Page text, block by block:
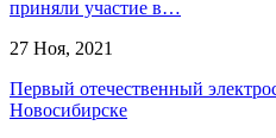
приняли участие в…
27 Ноя, 2021
Первый отечественный
Новосибирске